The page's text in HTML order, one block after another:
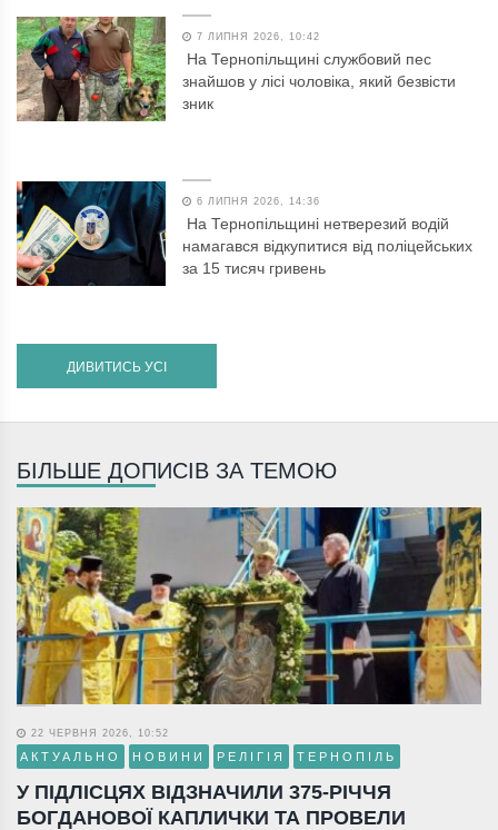
7 ЛИПНЯ 2026, 10:42
На Тернопільщині службовий пес
знайшов у лісі чоловіка, який безвісти
зник
6 ЛИПНЯ 2026, 14:36
На Тернопільщині нетверезий водій
намагався відкупитися від поліцейських
за 15 тисяч гривень
ДИВИТИСЬ УСІ
БІЛЬШЕ ДОПИСІВ ЗА ТЕМОЮ
22 ЧЕРВНЯ 2026, 10:52
АКТУАЛЬНО НОВИНИ РЕЛІГІЯ ТЕРНОПІЛЬ
У ПІДЛІСЦЯХ ВІДЗНАЧИЛИ 375-РІЧЧЯ
БОГДАНОВОЇ КАПЛИЧКИ ТА ПРОВЕЛИ